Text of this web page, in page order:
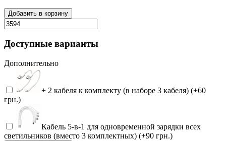
Добавить в корзину
Доступные варианты
Дополнительно
+ 2 кабеля к комплекту (в наборе 3 кабеля) (+60
грн.)
Кабель 5-в-1 для одновременной зарядки всех
светильников (вместо 3 комплектных) (+90 грн.)